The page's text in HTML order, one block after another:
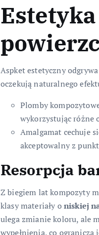
Aspket estetyczny
oczekują naturalnego
Plomby
wykorzystując różne
Amalgamat cechuje
akceptowalny z
Resorpcja
Z biegiem lat kompozyty
klasy materiały oniskiej
ulega zmianie koloru, ale
wypełnienia, co